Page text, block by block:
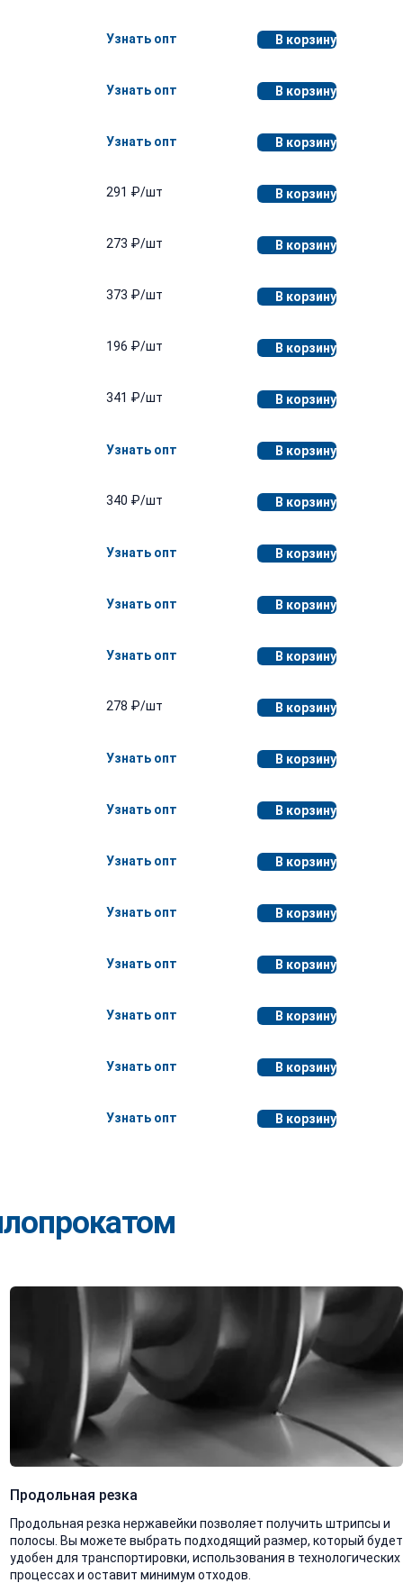
Узнать опт В корзину
Узнать опт В корзину
Узнать опт В корзину
291 ₽/шт В корзину
273 ₽/шт В корзину
373 ₽/шт В корзину
196 ₽/шт В корзину
341 ₽/шт В корзину
Узнать опт В корзину
340 ₽/шт В корзину
Узнать опт В корзину
Узнать опт В корзину
Узнать опт В корзину
278 ₽/шт В корзину
Узнать опт В корзину
Узнать опт В корзину
Узнать опт В корзину
Узнать опт В корзину
Узнать опт В корзину
Узнать опт В корзину
Узнать опт В корзину
Узнать опт В корзину
Продольная резка
Продольная резка нержавейки позволяет получить штрипсы и
полосы. Вы можете выбрать подходящий размер, который будет
удобен для транспортировки, использования в технологических
процессах и оставит минимум отходов.